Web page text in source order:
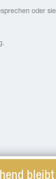
oder sie
bleibt